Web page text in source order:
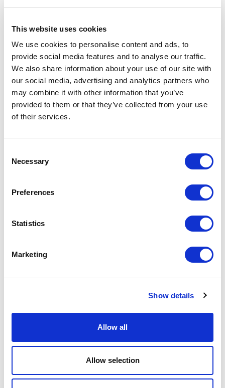
This website uses cookies
We use cookies to personalise content and ads, to
provide social media features and to analyse our traffic.
We also share information about your use of our site with
our social media, advertising and analytics partners who
may combine it with other information that you’ve
provided to them or that they’ve collected from your use
of their services.
Selection
Necessary
Preferences
Statistics
Marketing
Show details
Allow all
Allow selection